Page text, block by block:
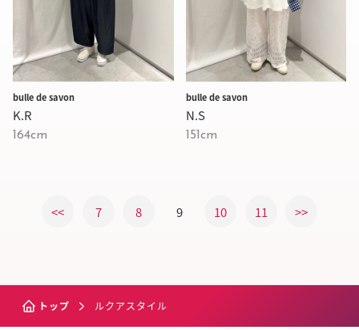
bulle de savon
K.R
164cm
bulle de savon
N.S
151cm
<< 7 8 9 10 11 >>
トップ ルクアスタイル